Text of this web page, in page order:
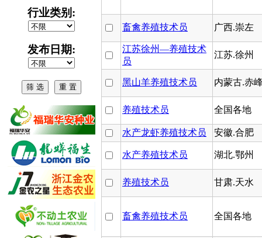
行业类别:
发布日期:
畜禽养殖技术员 广西.崇左
江苏徐州—养殖技术
员
江苏.徐州
黑山羊养殖技术员 内蒙古.赤
养殖技术员 全国各地
水产龙虾养殖技术员 安徽.合肥
水产养殖技术员 湖北.鄂州
养殖技术员 甘肃.天水
畜禽养殖技术员 全国各地